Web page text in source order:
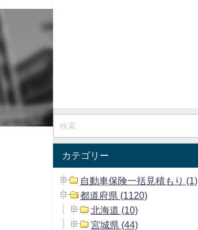
カテゴリー
自動車保険一括見積もり (1)
都道府県 (1120)
北海道 (10)
宮城県 (44)